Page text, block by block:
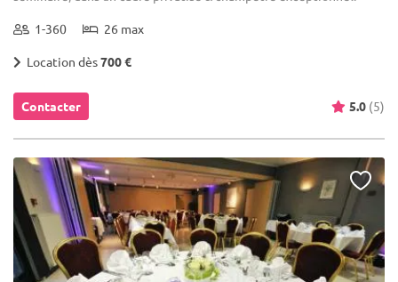
1-360 26 max
Location dès700 €
Contacter 5.0 (5)